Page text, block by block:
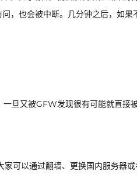
，也会被中断。几分钟之后，如果
旦又被GFW发现很有可能就直接
可以通过翻墙、更换国内服务器